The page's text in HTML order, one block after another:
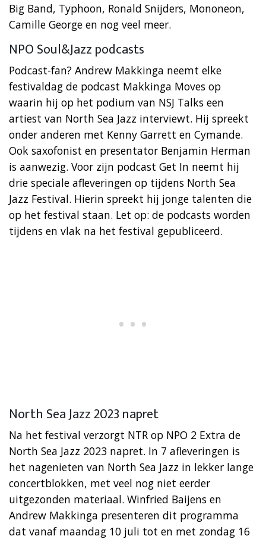
Big Band, Typhoon, Ronald Snijders, Mononeon,
Camille George en nog veel meer.
NPO Soul&Jazz podcasts
Podcast-fan? Andrew Makkinga neemt elke
festivaldag de podcast Makkinga Moves op
waarin hij op het podium van NSJ Talks een
artiest van North Sea Jazz interviewt. Hij spreekt
onder anderen met Kenny Garrett en Cymande.
Ook saxofonist en presentator Benjamin Herman
is aanwezig. Voor zijn podcast Get In neemt hij
drie speciale afleveringen op tijdens North Sea
Jazz Festival. Hierin spreekt hij jonge talenten die
op het festival staan. Let op: de podcasts worden
tijdens en vlak na het festival gepubliceerd.
North Sea Jazz 2023 napret
Na het festival verzorgt NTR op NPO 2 Extra de
North Sea Jazz 2023 napret. In 7 afleveringen is
het nagenieten van North Sea Jazz in lekker lange
concertblokken, met veel nog niet eerder
uitgezonden materiaal. Winfried Baijens en
Andrew Makkinga presenteren dit programma
dat vanaf maandag 10 juli tot en met zondag 16